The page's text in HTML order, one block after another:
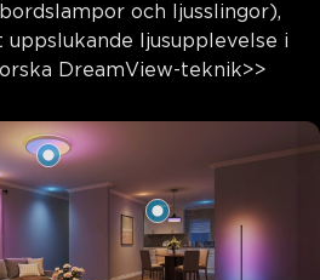
och ljusslingor),
ljusupplevelse i
DreamView-teknik>>